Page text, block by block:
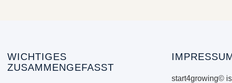
WICHTIGES
ZUSAMMENGEFASST
start4growing©